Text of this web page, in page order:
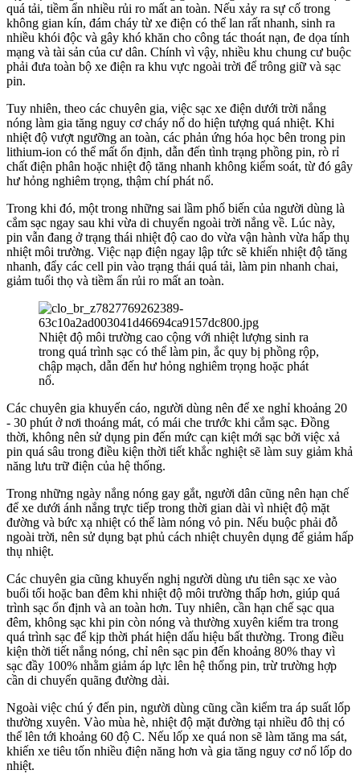
quá tải, tiềm ẩn nhiều rủi ro mất an toàn. Nếu xảy ra sự cố trong
không gian kín, đám cháy từ xe điện có thể lan rất nhanh, sinh ra
nhiều khói độc và gây khó khăn cho công tác thoát nạn, đe dọa tính
mạng và tài sản của cư dân. Chính vì vậy, nhiều khu chung cư buộc
phải đưa toàn bộ xe điện ra khu vực ngoài trời để trông giữ và sạc
pin.
Tuy nhiên, theo các chuyên gia, việc sạc xe điện dưới trời nắng
nóng làm gia tăng nguy cơ cháy nổ do hiện tượng quá nhiệt. Khi
nhiệt độ vượt ngưỡng an toàn, các phản ứng hóa học bên trong pin
lithium-ion có thể mất ổn định, dẫn đến tình trạng phồng pin, rò rỉ
chất điện phân hoặc nhiệt độ tăng nhanh không kiểm soát, từ đó gây
hư hỏng nghiêm trọng, thậm chí phát nổ.
Trong khi đó, một trong những sai lầm phổ biến của người dùng là
cắm sạc ngay sau khi vừa di chuyển ngoài trời nắng về. Lúc này,
pin vẫn đang ở trạng thái nhiệt độ cao do vừa vận hành vừa hấp thụ
nhiệt môi trường. Việc nạp điện ngay lập tức sẽ khiến nhiệt độ tăng
nhanh, đẩy các cell pin vào trạng thái quá tải, làm pin nhanh chai,
giảm tuổi thọ và tiềm ẩn rủi ro mất an toàn.
Nhiệt độ môi trường cao cộng với nhiệt lượng sinh ra
trong quá trình sạc có thể làm pin, ắc quy bị phồng rộp,
chập mạch, dẫn đến hư hỏng nghiêm trọng hoặc phát
nổ.
Các chuyên gia khuyến cáo, người dùng nên để xe nghỉ khoảng 20
- 30 phút ở nơi thoáng mát, có mái che trước khi cắm sạc. Đồng
thời, không nên sử dụng pin đến mức cạn kiệt mới sạc bởi việc xả
pin quá sâu trong điều kiện thời tiết khắc nghiệt sẽ làm suy giảm khả
năng lưu trữ điện của hệ thống.
Trong những ngày nắng nóng gay gắt, người dân cũng nên hạn chế
để xe dưới ánh nắng trực tiếp trong thời gian dài vì nhiệt độ mặt
đường và bức xạ nhiệt có thể làm nóng vỏ pin. Nếu buộc phải đỗ
ngoài trời, nên sử dụng bạt phủ cách nhiệt chuyên dụng để giảm hấp
thụ nhiệt.
Các chuyên gia cũng khuyến nghị người dùng ưu tiên sạc xe vào
buổi tối hoặc ban đêm khi nhiệt độ môi trường thấp hơn, giúp quá
trình sạc ổn định và an toàn hơn. Tuy nhiên, cần hạn chế sạc qua
đêm, không sạc khi pin còn nóng và thường xuyên kiểm tra trong
quá trình sạc để kịp thời phát hiện dấu hiệu bất thường. Trong điều
kiện thời tiết nắng nóng, chỉ nên sạc pin đến khoảng 80% thay vì
sạc đầy 100% nhằm giảm áp lực lên hệ thống pin, trừ trường hợp
cần di chuyển quãng đường dài.
Ngoài việc chú ý đến pin, người dùng cũng cần kiểm tra áp suất lốp
thường xuyên. Vào mùa hè, nhiệt độ mặt đường tại nhiều đô thị có
thể lên tới khoảng 60 độ C. Nếu lốp xe quá non sẽ làm tăng ma sát,
khiến xe tiêu tốn nhiều điện năng hơn và gia tăng nguy cơ nổ lốp do
nhiệt.